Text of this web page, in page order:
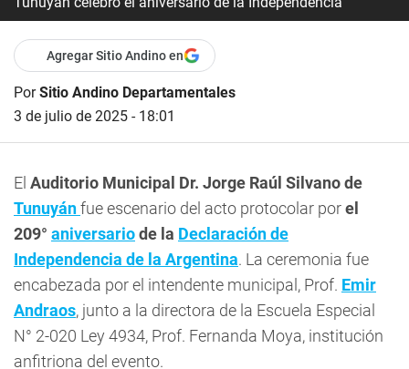
Agregar Sitio Andino en
PorSitio Andino Departamentales
3 de julio de 2025 - 18:01
El Auditorio Municipal Dr. Jorge Raúl Silvano de
Tunuyánfue escenario del acto protocolar porel
209° aniversariode la Declaración de
Independencia de la Argentina. La ceremonia fue
encabezada por el intendente municipal, Prof. Emir
Andraos, junto a la directora de la Escuela Especial
N° 2-020 Ley 4934, Prof. Fernanda Moya, institución
anfitriona del evento.